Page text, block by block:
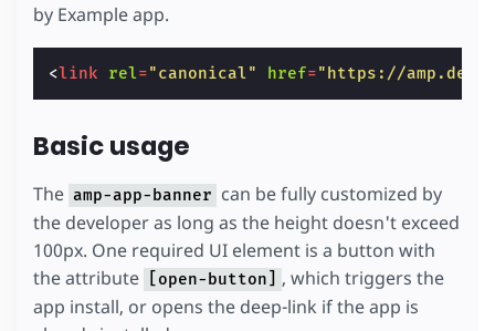
by Example app.
<link rel="canonical" href="https://amp.dev/
Basic usage
The amp-app-banner can be fully customized by
the developer as long as the height doesn't exceed
100px. One required UI element is a button with
the attribute
[open-button] , which triggers the
app install, or opens the deep-link if the app is